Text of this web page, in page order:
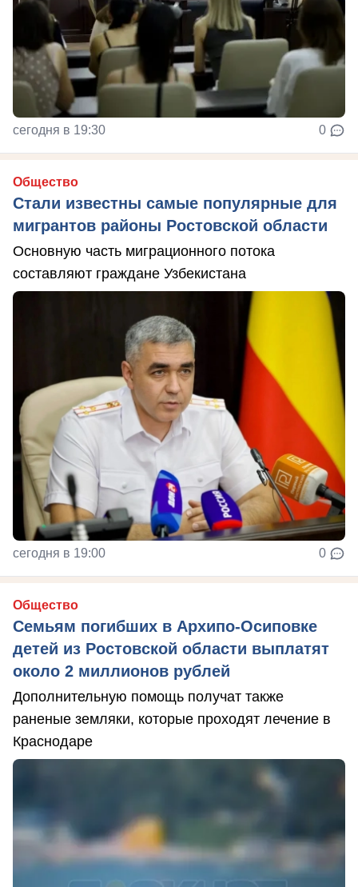
сегодня в 19:30 0
Общество
Стали известны самые популярные для
мигрантов районы Ростовской области
Основную часть миграционного потока
составляют граждане Узбекистана
сегодня в 19:00 0
Общество
Семьям погибших в Архипо-Осиповке
детей из Ростовской области выплатят
около 2 миллионов рублей
Дополнительную помощь получат также
раненые земляки, которые проходят лечение в
Краснодаре